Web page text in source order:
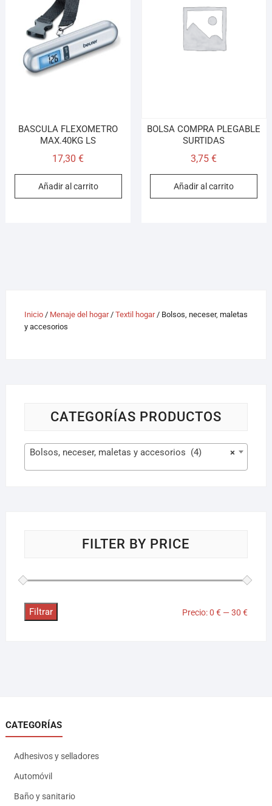
BASCULA FLEXOMETRO
MAX.40KG LS
17,30€
Añadir al carrito
BOLSA COMPRA PLEGABLE
SURTIDAS
3,75€
Añadir al carrito
Inicio/ Menaje del hogar/ Textil hogar/ Bolsos, neceser, maletas
y accesorios
CATEGORÍAS PRODUCTOS
×
Bolsos, neceser, maletas y accesorios (4)
FILTER BY PRICE
Filtrar Precio:0 € —30 €
CATEGORÍAS
Adhesivos y selladores
Automóvil
Baño y sanitario